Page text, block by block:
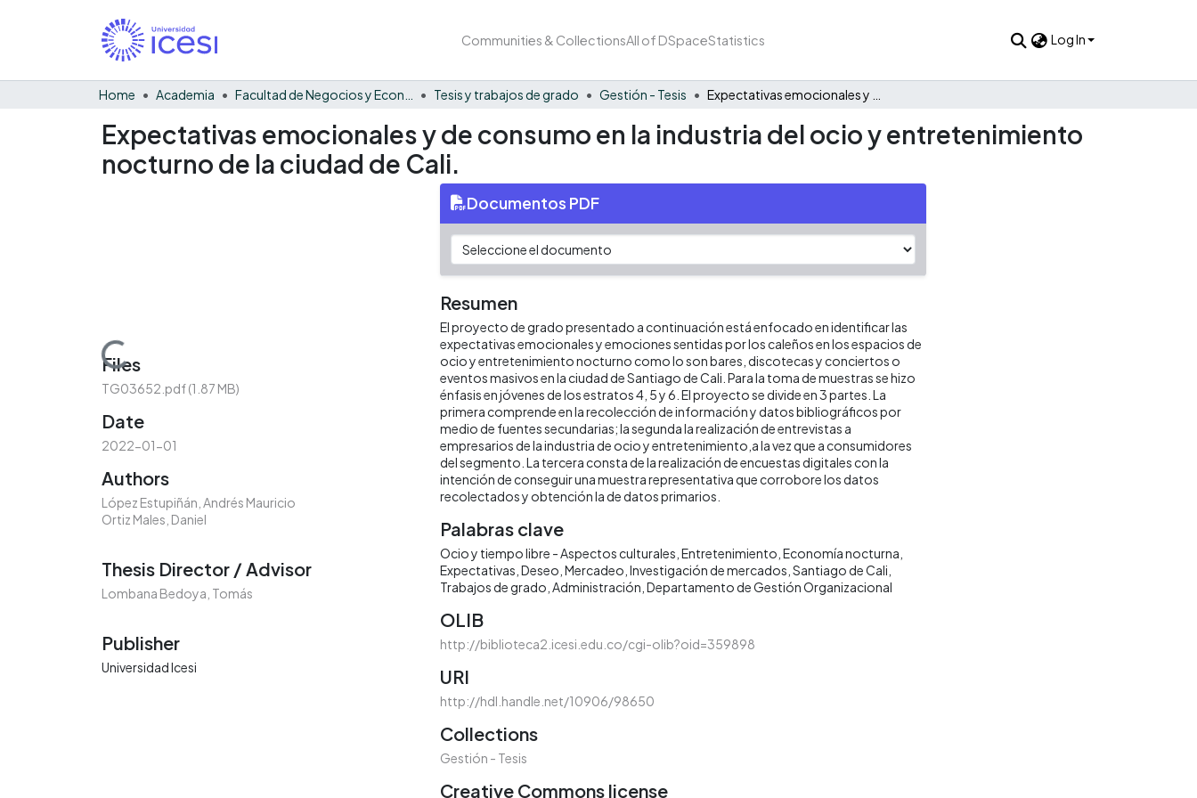
Communities & CollectionsAll of DSpaceStatistics Log In
Home Academia Tesis y trabajos de grado Gestión - Tesis
Expectativas emocionales y de consumo en la industria del ocio y entretenimiento
nocturno de la ciudad de Cali.
Loading...
Files
TG03652.pdf(1.87 MB)
Date
2022-01-01
Authors
López Estupiñán, Andrés Mauricio
Ortiz Males, Daniel
Thesis Director / Advisor
Lombana Bedoya, Tomás
Publisher
Universidad Icesi
Documentos PDF
Resumen
El proyecto de grado presentado a continuación está enfocado en identificar las
expectativas emocionales y emociones sentidas por los caleños en los espacios de
ocio y entretenimiento nocturno como lo son bares, discotecas y conciertos o
eventos masivos en la ciudad de Santiago de Cali. Para la toma de muestras se hizo
énfasis en jóvenes de los estratos 4, 5 y 6. El proyecto se divide en 3 partes. La
primera comprende en la recolección de información y datos bibliográficos por
medio de fuentes secundarias; la segunda la realización de entrevistas a
empresarios de la industria de ocio y entretenimiento,a la vez que a consumidores
del segmento. La tercera consta de la realización de encuestas digitales con la
intención de conseguir una muestra representativa que corrobore los datos
recolectados y obtención la de datos primarios.
Palabras clave
Ocio y tiempo libre - Aspectos culturales Entretenimiento Economía nocturna
Expectativas Deseo Mercadeo Investigación de mercados Santiago de Cali
Trabajos de grado Administración Departamento de Gestión Organizacional
OLIB
http://biblioteca2.icesi.edu.co/cgi-olib?oid=359898
URI
http://hdl.handle.net/10906/98650
Collections
Gestión - Tesis
Creative Commons license